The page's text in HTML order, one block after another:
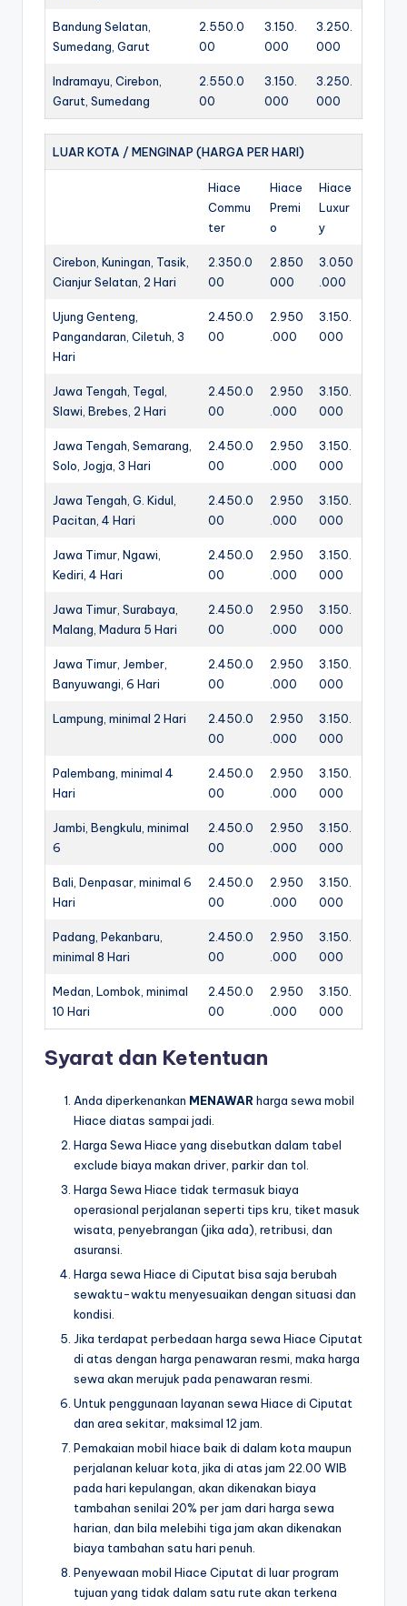
Bandung Selatan,
Sumedang, Garut
2.550.0
00
3.150.
000
3.250.
000
Indramayu, Cirebon,
Garut, Sumedang
2.550.0
00
3.150.
000
3.250.
000
LUAR KOTA / MENGINAP (HARGA PER HARI)
Hiace
Commu
ter
Hiace
Premi
o
Hiace
Luxur
y
Cirebon, Kuningan, Tasik,
Cianjur Selatan, 2 Hari
2.350.0
00
2.850
000
3.050
.000
Ujung Genteng,
Pangandaran, Ciletuh, 3
Hari
2.450.0
00
2.950
.000
3.150.
000
Jawa Tengah, Tegal,
Slawi, Brebes, 2 Hari
2.450.0
00
2.950
.000
3.150.
000
Jawa Tengah, Semarang,
Solo, Jogja, 3 Hari
2.450.0
00
2.950
.000
3.150.
000
Jawa Tengah, G. Kidul,
Pacitan, 4 Hari
2.450.0
00
2.950
.000
3.150.
000
Jawa Timur, Ngawi,
Kediri, 4 Hari
2.450.0
00
2.950
.000
3.150.
000
Jawa Timur, Surabaya,
Malang, Madura 5 Hari
2.450.0
00
2.950
.000
3.150.
000
Jawa Timur, Jember,
Banyuwangi, 6 Hari
2.450.0
00
2.950
.000
3.150.
000
Lampung, minimal 2 Hari
2.450.0
00
2.950
.000
3.150.
000
Palembang, minimal 4
Hari
2.450.0
00
2.950
.000
3.150.
000
Jambi, Bengkulu, minimal
6
2.450.0
00
2.950
.000
3.150.
000
Bali, Denpasar, minimal 6
Hari
2.450.0
00
2.950
.000
3.150.
000
Padang, Pekanbaru,
minimal 8 Hari
2.450.0
00
2.950
.000
3.150.
000
Medan, Lombok, minimal
10 Hari
2.450.0
00
2.950
.000
3.150.
000
Syarat dan Ketentuan
Anda diperkenankan MENAWAR harga sewa mobil
Hiace diatas sampai jadi.
Harga Sewa Hiace yang disebutkan dalam tabel
exclude biaya makan driver, parkir dan tol.
Harga Sewa Hiace tidak termasuk biaya
operasional perjalanan seperti tips kru, tiket masuk
wisata, penyebrangan (jika ada), retribusi, dan
asuransi.
Harga sewa Hiace di Ciputat bisa saja berubah
sewaktu-waktu menyesuaikan dengan situasi dan
kondisi.
Jika terdapat perbedaan harga sewa Hiace Ciputat
di atas dengan harga penawaran resmi, maka harga
sewa akan merujuk pada penawaran resmi.
Untuk penggunaan layanan sewa Hiace di Ciputat
dan area sekitar, maksimal 12 jam.
Pemakaian mobil hiace baik di dalam kota maupun
perjalanan keluar kota, jika di atas jam 22.00 WIB
pada hari kepulangan, akan dikenakan biaya
tambahan senilai 20% per jam dari harga sewa
harian, dan bila melebihi tiga jam akan dikenakan
biaya tambahan satu hari penuh.
Penyewaan mobil Hiace Ciputat di luar program
tujuan yang tidak dalam satu rute akan terkena